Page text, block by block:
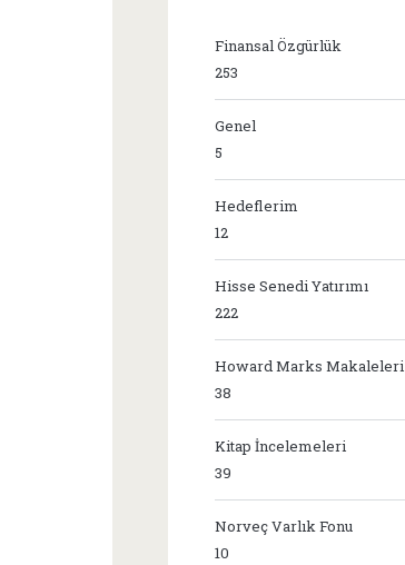
Finansal Özgürlük
253
Genel
5
Hedeflerim
12
Hisse Senedi Yatırımı
222
Howard Marks Makaleleri
38
Kitap İncelemeleri
39
Norveç Varlık Fonu
10